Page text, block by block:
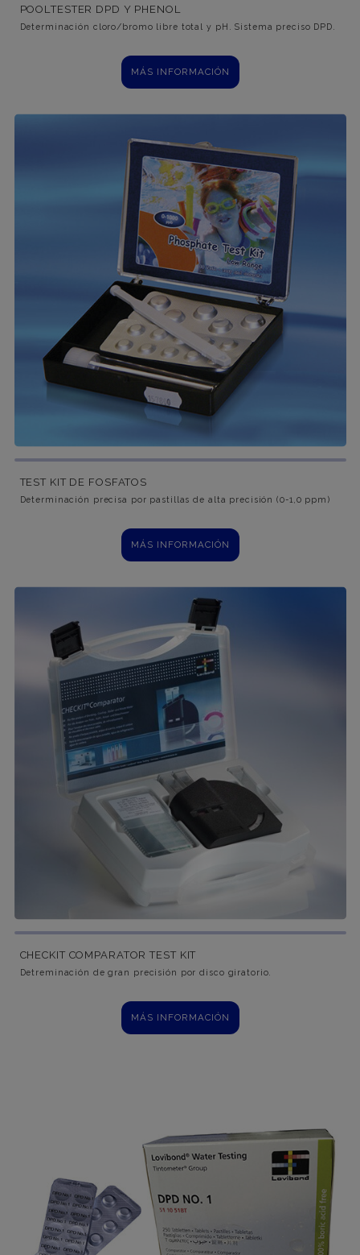
POOLTESTER DPD Y PHENOL
Determinación cloro/bromo libre total y pH. Sistema preciso DPD.
MÁS INFORMACIÓN
TEST KIT DE FOSFATOS
Determinación precisa por pastillas de alta precisión (0-1,0 ppm)
MÁS INFORMACIÓN
CHECKIT COMPARATOR TEST KIT
Detreminación de gran precisión por disco giratorio.
MÁS INFORMACIÓN